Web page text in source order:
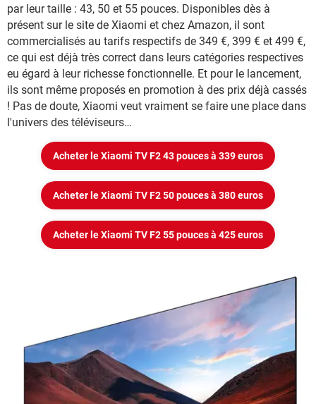
par leur taille : 43, 50 et 55 pouces. Disponibles dès à
présent sur le site de Xiaomi et chez Amazon, il sont
commercialisés au tarifs respectifs de 349 €, 399 € et 499 €,
ce qui est déjà très correct dans leurs catégories respectives
eu égard à leur richesse fonctionnelle. Et pour le lancement,
ils sont même proposés en promotion à des prix déjà cassés
! Pas de doute, Xiaomi veut vraiment se faire une place dans
l'univers des téléviseurs…
Acheter le Xiaomi TV F2 43 pouces à 339 euros
Acheter le Xiaomi TV F2 50 pouces à 380 euros
Acheter le Xiaomi TV F2 55 pouces à 425 euros